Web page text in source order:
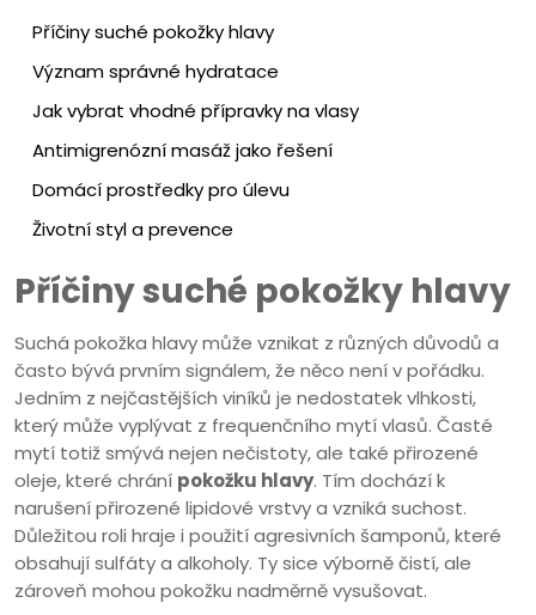
Příčiny suché pokožky hlavy
Význam správné hydratace
Jak vybrat vhodné přípravky na vlasy
Antimigrenózní masáž jako řešení
Domácí prostředky pro úlevu
Životní styl a prevence
Příčiny suché pokožky hlavy
Suchá pokožka hlavy může vznikat z různých důvodů a
často bývá prvním signálem, že něco není v pořádku.
Jedním z nejčastějších viníků je nedostatek vlhkosti,
který může vyplývat z frequenčního mytí vlasů. Časté
mytí totiž smývá nejen nečistoty, ale také přirozené
oleje, které chrání pokožku hlavy. Tím dochází k
narušení přirozené lipidové vrstvy a vzniká suchost.
Důležitou roli hraje i použití agresivních šamponů, které
obsahují sulfáty a alkoholy. Ty sice výborně čistí, ale
zároveň mohou pokožku nadměrně vysušovat.